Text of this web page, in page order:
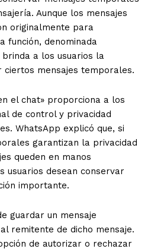
Aunque los mensajes
originalmente para
función, denominada
a los usuarios la
ciertos mensajes temporales.
el chat» proporciona a los
de control y privacidad
WhatsApp explicó que, si
garantizan la privacidad
queden en manos
usuarios desean conservar
importante.
guardar un mensaje
remitente de dicho mensaje.
de autorizar o rechazar